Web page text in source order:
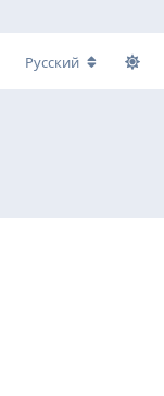
Русский